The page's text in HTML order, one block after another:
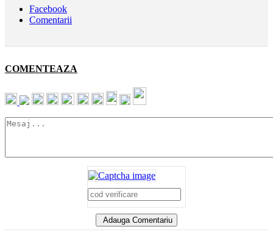
Facebook
Comentarii
COMENTEAZA
Adauga Comentariu